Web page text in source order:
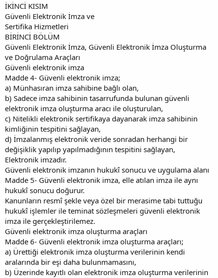
İKİNCİ KISIM
Güvenli Elektronik İmza ve
Sertifika Hizmetleri
BİRİNCİ BÖLÜM
Güvenli Elektronik İmza, Güvenli Elektronik İmza Oluşturma
ve Doğrulama Araçları
Güvenli elektronik imza
Madde 4- Güvenli elektronik imza;
a) Münhasıran imza sahibine bağlı olan,
b) Sadece imza sahibinin tasarrufunda bulunan güvenli
elektronik imza oluşturma aracı ile oluşturulan,
c) Nitelikli elektronik sertifikaya dayanarak imza sahibinin
kimliğinin tespitini sağlayan,
d) İmzalanmış elektronik veride sonradan herhangi bir
değişiklik yapılıp yapılmadığının tespitini sağlayan,
Elektronik imzadır.
Güvenli elektronik imzanın hukukî sonucu ve uygulama alanı
Madde 5- Güvenli elektronik imza, elle atılan imza ile aynı
hukukî sonucu doğurur.
Kanunların resmî şekle veya özel bir merasime tabi tuttuğu
hukukî işlemler ile teminat sözleşmeleri güvenli elektronik
imza ile gerçekleştirilemez.
Güvenli elektronik imza oluşturma araçları
Madde 6- Güvenli elektronik imza oluşturma araçları;
a) Ürettiği elektronik imza oluşturma verilerinin kendi
aralarında bir eşi daha bulunmamasını,
b) Üzerinde kayıtlı olan elektronik imza oluşturma verilerinin